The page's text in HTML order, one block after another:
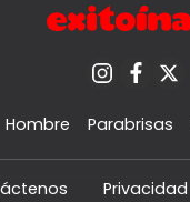
Hombre Parabrisas
Privacidad